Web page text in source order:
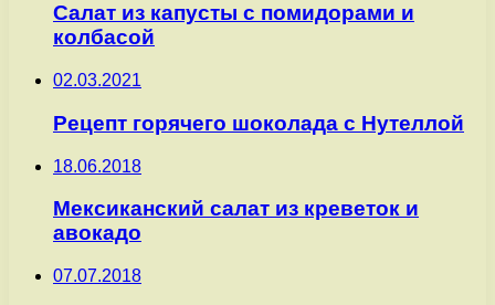
Салат из капусты с помидорами и
колбасой
02.03.2021
Рецепт горячего шоколада с Нутеллой
18.06.2018
Мексиканский салат из креветок и
авокадо
07.07.2018